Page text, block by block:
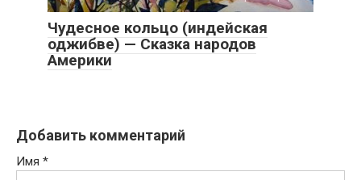
Чудесное кольцо (индейская
оджибве) — Сказка народов
Америки
Добавить комментарий
Имя *